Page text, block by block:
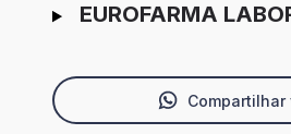
EUROFARMA
Compartilhar